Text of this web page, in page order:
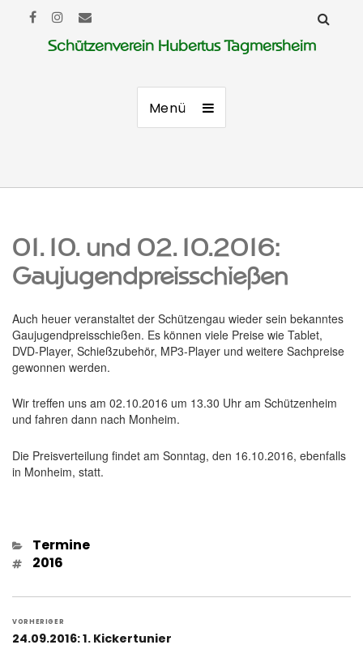
Schützenverein Hubertus Tagmersheim
Menü
01.10. und 02.10.2016:
Gaujugendpreisschießen
Auch heuer veranstaltet der Schützengau wieder sein bekanntes
Gaujugendpreisschießen. Es können viele Preise wie Tablet,
DVD-Player, Schießzubehör, MP3-Player und weitere Sachpreise
gewonnen werden.
Wir treffen uns am 02.10.2016 um 13.30 Uhr am Schützenheim
und fahren dann nach Monheim.
Die Preisverteilung findet am Sonntag, den 16.10.2016, ebenfalls
in Monheim, statt.
Kategorien
Termine
Schlagwörter
2016
Beitragsnavigation
VORHERIGER
Vorheriger
24.09.2016: 1. Kickertunier